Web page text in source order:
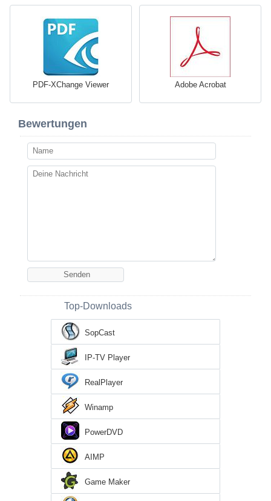
PDF-XChange Viewer Adobe Acrobat
Bewertungen
Top-Downloads
SopCast
IP-TV Player
RealPlayer
Winamp
PowerDVD
AIMP
Game Maker